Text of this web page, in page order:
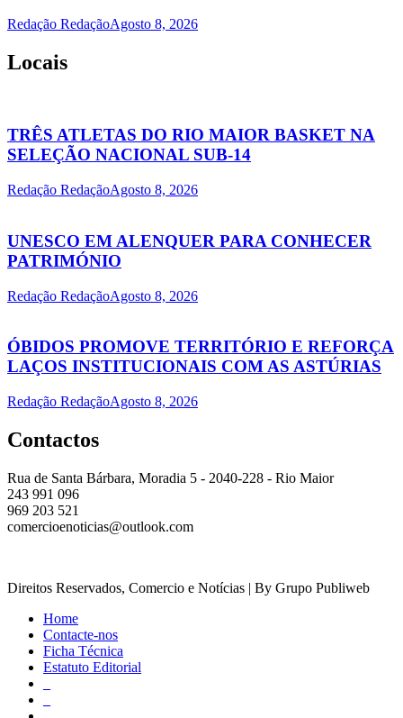
Redação RedaçãoAgosto 8, 2026
Locais
TRÊS ATLETAS DO RIO MAIOR BASKET NA
SELEÇÃO NACIONAL SUB-14
Redação RedaçãoAgosto 8, 2026
UNESCO EM ALENQUER PARA CONHECER
PATRIMÓNIO
Redação RedaçãoAgosto 8, 2026
ÓBIDOS PROMOVE TERRITÓRIO E REFORÇA
LAÇOS INSTITUCIONAIS COM AS ASTÚRIAS
Redação RedaçãoAgosto 8, 2026
Contactos
Rua de Santa Bárbara, Moradia 5 - 2040-228 - Rio Maior
243 991 096
969 203 521
comercioenoticias@outlook.com
Direitos Reservados, Comercio e Notícias | By Grupo Publiweb
Home
Contacte-nos
Ficha Técnica
Estatuto Editorial